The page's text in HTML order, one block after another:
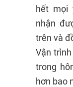
hết mọi
nhận
trên và
Vận
trong
hơn bao